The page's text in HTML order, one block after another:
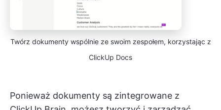
Twórz dokumenty wspólnie ze swoim zespołem, korzystając z
ClickUp Docs
Ponieważ dokumenty są zintegrowane z